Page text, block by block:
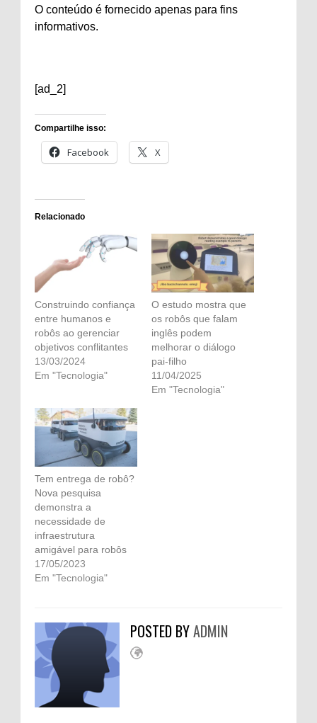
O conteúdo é fornecido apenas para fins
informativos.
[ad_2]
Compartilhe isso:
Facebook X
Relacionado
Construindo confiança
entre humanos e
robôs ao gerenciar
objetivos conflitantes
13/03/2024
Em "Tecnologia"
O estudo mostra que
os robôs que falam
inglês podem
melhorar o diálogo
pai-filho
11/04/2025
Em "Tecnologia"
Tem entrega de robô?
Nova pesquisa
demonstra a
necessidade de
infraestrutura
amigável para robôs
17/05/2023
Em "Tecnologia"
POSTED BYADMIN